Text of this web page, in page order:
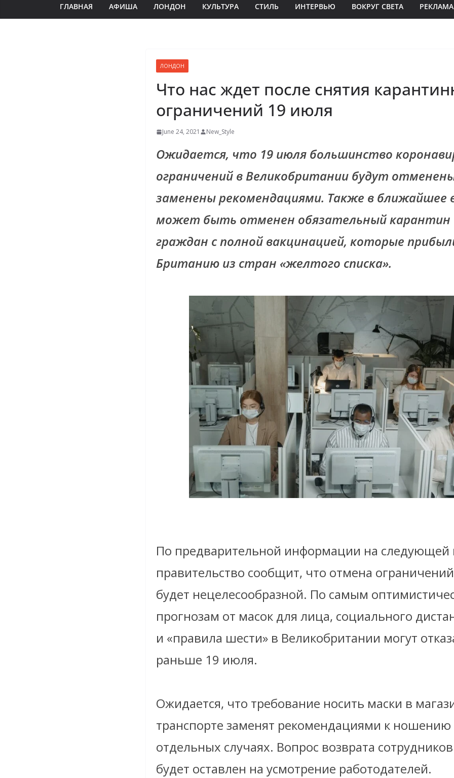
ГЛАВНАЯ АФИША ЛОНДОН КУЛЬТУРА СТИЛЬ ИНТЕРВЬЮ ВОКРУГ СВЕТА РЕКЛАМА
ЛОНДОН
Что нас ждет после снятия
ограничений 19 июля
June 24, 2021 New_Style
Ожидается, что 19 июля большинство
ограничений в Великобритании будут
заменены рекомендациями. Также в ближайшее
может быть отменен обязательный карантин
граждан с полной вакцинацией, которые
Британию из стран «желтого списка».
По предварительной информации на следующей
правительство сообщит, что отмена
будет нецелесообразной. По самым
прогнозам от масок для лица, социального
и «правила шести» в Великобритании могут
раньше 19 июля.
Ожидается, что требование носить маски в
транспорте заменят рекомендациями к ношению
отдельных случаях. Вопрос возврата
будет оставлен на усмотрение работодателей.